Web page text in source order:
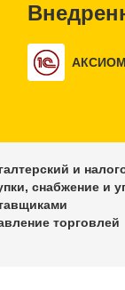
и
снабжение и
торговлей